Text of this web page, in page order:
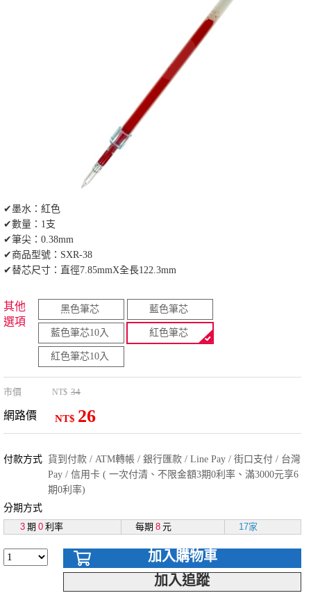
✔墨水：紅色
✔數量：1支
✔筆尖：0.38mm
✔商品型號：SXR-38
✔替芯尺寸：直徑7.85mmX全長122.3mm
其他
選項
黑色筆芯 藍色筆芯
藍色筆芯10入 紅色筆芯
紅色筆芯10入
市價 NT$ 34
網路價 NT$ 26
付款方式 貨到付款 / ATM轉帳 / 銀行匯款 / Line Pay / 街口支付 / 台灣
Pay / 信用卡 ( 一次付清、不限金額3期0利率、滿3000元享6
期0利率)
分期方式
3 期 0 利率 每期 8 元 17家
加入購物車
加入追蹤